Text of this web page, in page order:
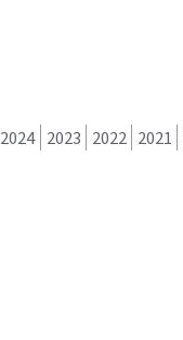
2024 2023 2022 2021